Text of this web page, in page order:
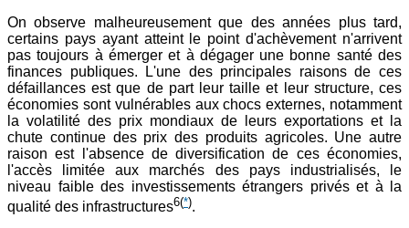
On observe malheureusement que des années plus tard,
certains pays ayant atteint le point d'achèvement n'arrivent
pas toujours à émerger et à dégager une bonne santé des
finances publiques. L'une des principales raisons de ces
défaillances est que de part leur taille et leur structure, ces
économies sont vulnérables aux chocs externes, notamment
la volatilité des prix mondiaux de leurs exportations et la
chute continue des prix des produits agricoles. Une autre
raison est l'absence de diversification de ces économies,
l'accès limitée aux marchés des pays industrialisés, le
niveau faible des investissements étrangers privés et à la
qualité des infrastructures6(*).